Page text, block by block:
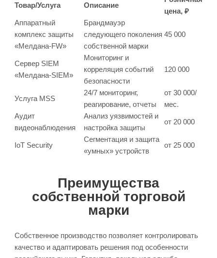
Товар/Услуга Описание
цена, ₽
Аппаратный
комплекс защиты
«Мелдана-FW»
Брандмауэр
следующего поколения
собственной марки
45 000
Сервер SIEM
«Мелдана-SIEM»
Мониторинг и
корреляция событий
безопасности
120 000
Услуга MSS
24/7 мониторинг,
реагирование, отчеты
от 30 000/
мес.
Аудит
видеонаблюдения
Анализ уязвимостей и
настройка защиты
от 20 000
IoT Security
Сегментация и защита
«умных» устройств
от 25 000
Преимущества
собственной торговой
марки
Собственное производство позволяет контролировать
качество и адаптировать решения под особенности